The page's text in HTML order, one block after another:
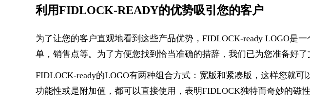
利用FIDLOCK-READY的优势吸引您的客户
为了让您的客户直观地看到这些产品优势，FIDLOCK-ready LOGO是
单，销售点等。为了方便您找到恰当准确的措辞，我们已为您准备好了
FIDLOCK-ready的LOGO有两种组合方式：宽版和紧凑版，这样您就
功能性或是附加值，都可以直接使用，表明FIDLOCK独特而奇妙的磁性